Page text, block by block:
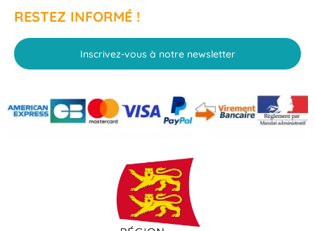
RESTEZ INFORMÉ !
Inscrivez-vous à notre newsletter